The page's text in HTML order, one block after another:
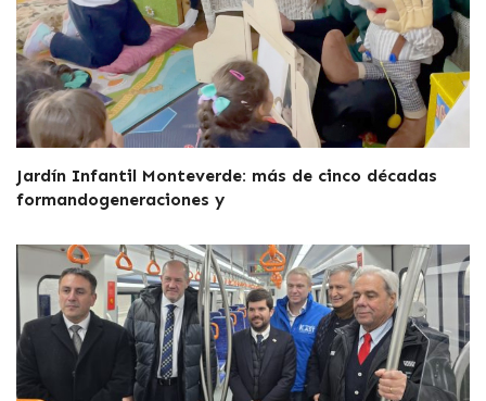
Jardín Infantil Monteverde: más de cinco décadas
formandogeneraciones y